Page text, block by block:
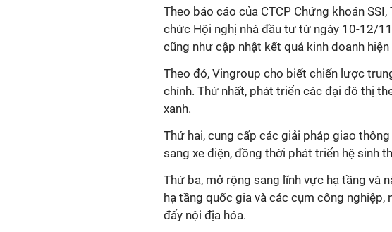
Theo báo cáo của CTCP Chứng khoán SSI,
chức Hội nghị nhà đầu tư từ ngày 10-12/
cũng như cập nhật kết quả kinh doanh hiện
Theo đó, Vingroup cho biết chiến lược
chính. Thứ nhất, phát triển các đại đô thị
xanh.
Thứ hai, cung cấp các giải pháp giao
sang xe điện, đồng thời phát triển hệ sinh
Thứ ba, mở rộng sang lĩnh vực hạ tầng và
hạ tầng quốc gia và các cụm công
đẩy nội địa hóa.